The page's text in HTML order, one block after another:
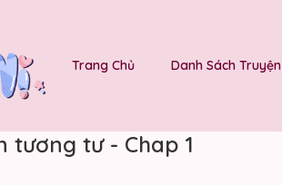
Trang Chủ Danh Sách Truyện
tương tư - Chap 1